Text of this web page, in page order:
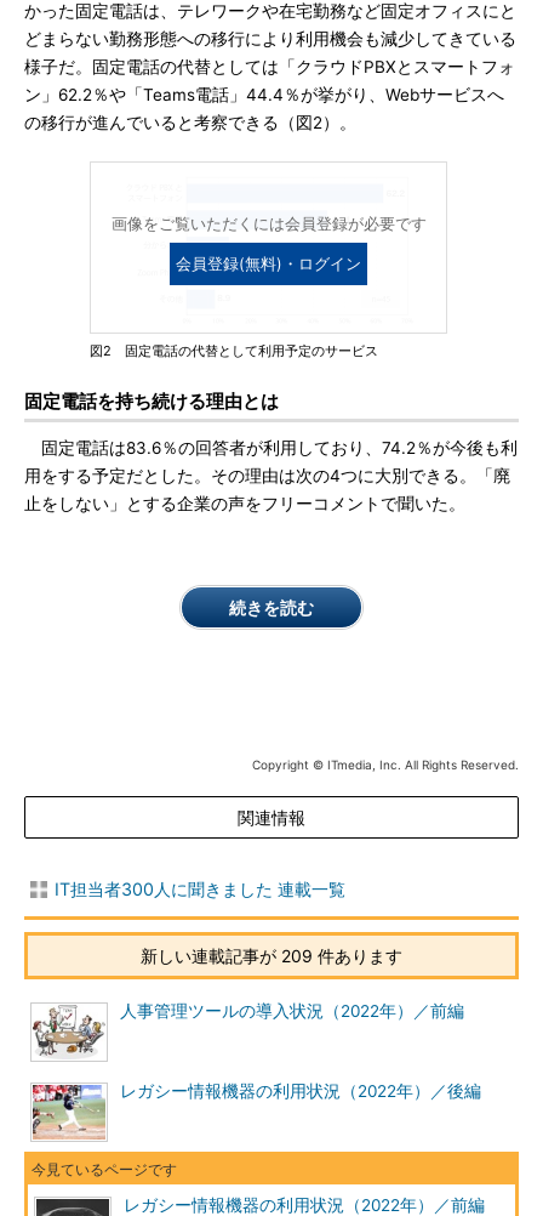
かった固定電話は、テレワークや在宅勤務など固定オフィスにと
どまらない勤務形態への移行により利用機会も減少してきている
様子だ。固定電話の代替としては「クラウドPBXとスマートフォ
ン」62.2％や「Teams電話」44.4％が挙がり、Webサービスへ
の移行が進んでいると考察できる（図2）。
画像をご覧いただくには会員登録が必要です
会員登録(無料)・ログイン
図2 固定電話の代替として利用予定のサービス
固定電話を持ち続ける理由とは
固定電話は83.6％の回答者が利用しており、74.2％が今後も利
用をする予定だとした。その理由は次の4つに大別できる。「廃
止をしない」とする企業の声をフリーコメントで聞いた。
続きを読む
Copyright © ITmedia, Inc. All Rights Reserved.
関連情報
IT担当者300人に聞きました 連載一覧
新しい連載記事が 209 件あります
人事管理ツールの導入状況（2022年）／前編
レガシー情報機器の利用状況（2022年）／後編
レガシー情報機器の利用状況（2022年）／前編